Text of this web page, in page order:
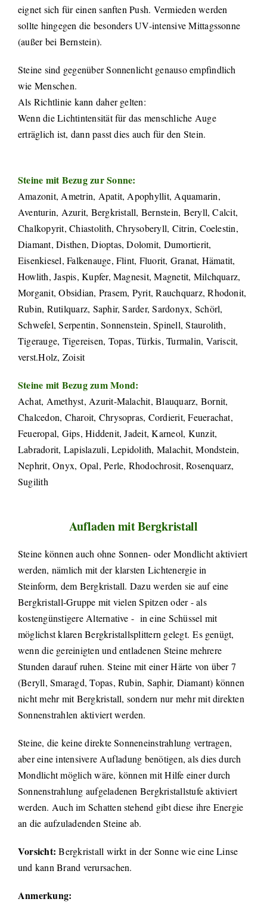
eignet sich für einen sanften Push. Vermieden werden
sollte hingegen die besonders UV-intensive Mittagssonne
(außer bei Bernstein).
Steine sind gegenüber Sonnenlicht genauso empfindlich
wie Menschen.
Als Richtlinie kann daher gelten:
Wenn die Lichtintensität für das menschliche Auge
erträglich ist, dann passt dies auch für den Stein.
Steine mit Bezug zur Sonne:
Amazonit, Ametrin, Apatit, Apophyllit, Aquamarin,
Aventurin, Azurit, Bergkristall, Bernstein, Beryll, Calcit,
Chalkopyrit, Chiastolith, Chrysoberyll, Citrin, Coelestin,
Diamant, Disthen, Dioptas, Dolomit, Dumortierit,
Eisenkiesel, Falkenauge, Flint, Fluorit, Granat, Hämatit,
Howlith, Jaspis, Kupfer, Magnesit, Magnetit, Milchquarz,
Morganit, Obsidian, Prasem, Pyrit, Rauchquarz, Rhodonit,
Rubin, Rutilquarz, Saphir, Sarder, Sardonyx, Schörl,
Schwefel, Serpentin, Sonnenstein, Spinell, Staurolith,
Tigerauge, Tigereisen, Topas, Türkis, Turmalin, Variscit,
verst.Holz, Zoisit
Steine mit Bezug zum Mond:
Achat, Amethyst, Azurit-Malachit, Blauquarz, Bornit,
Chalcedon, Charoit, Chrysopras, Cordierit, Feuerachat,
Feueropal, Gips, Hiddenit, Jadeit, Karneol, Kunzit,
Labradorit, Lapislazuli, Lepidolith, Malachit, Mondstein,
Nephrit, Onyx, Opal, Perle, Rhodochrosit, Rosenquarz,
Sugilith
Aufladen mit Bergkristall
Steine können auch ohne Sonnen- oder Mondlicht aktiviert
werden, nämlich mit der klarsten Lichtenergie in
Steinform, dem Bergkristall. Dazu werden sie auf eine
Bergkristall-Gruppe mit vielen Spitzen oder - als
kostengünstigere Alternative - in eine Schüssel mit
möglichst klaren Bergkristallsplittern gelegt. Es genügt,
wenn die gereinigten und entladenen Steine mehrere
Stunden darauf ruhen. Steine mit einer Härte von über 7
(Beryll, Smaragd, Topas, Rubin, Saphir, Diamant) können
nicht mehr mit Bergkristall, sondern nur mehr mit direkten
Sonnenstrahlen aktiviert werden.
Steine, die keine direkte Sonneneinstrahlung vertragen,
aber eine intensivere Aufladung benötigen, als dies durch
Mondlicht möglich wäre, können mit Hilfe einer durch
Sonnenstrahlung aufgeladenen Bergkristallstufe aktiviert
werden. Auch im Schatten stehend gibt diese ihre Energie
an die aufzuladenden Steine ab.
Vorsicht:Bergkristall wirkt in der Sonne wie eine Linse
und kann Brand verursachen.
Anmerkung: